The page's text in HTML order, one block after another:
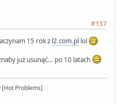
#137
15 rok z l2.com.pl lol
już usunąć... po 10 latach
[Hot Problems]